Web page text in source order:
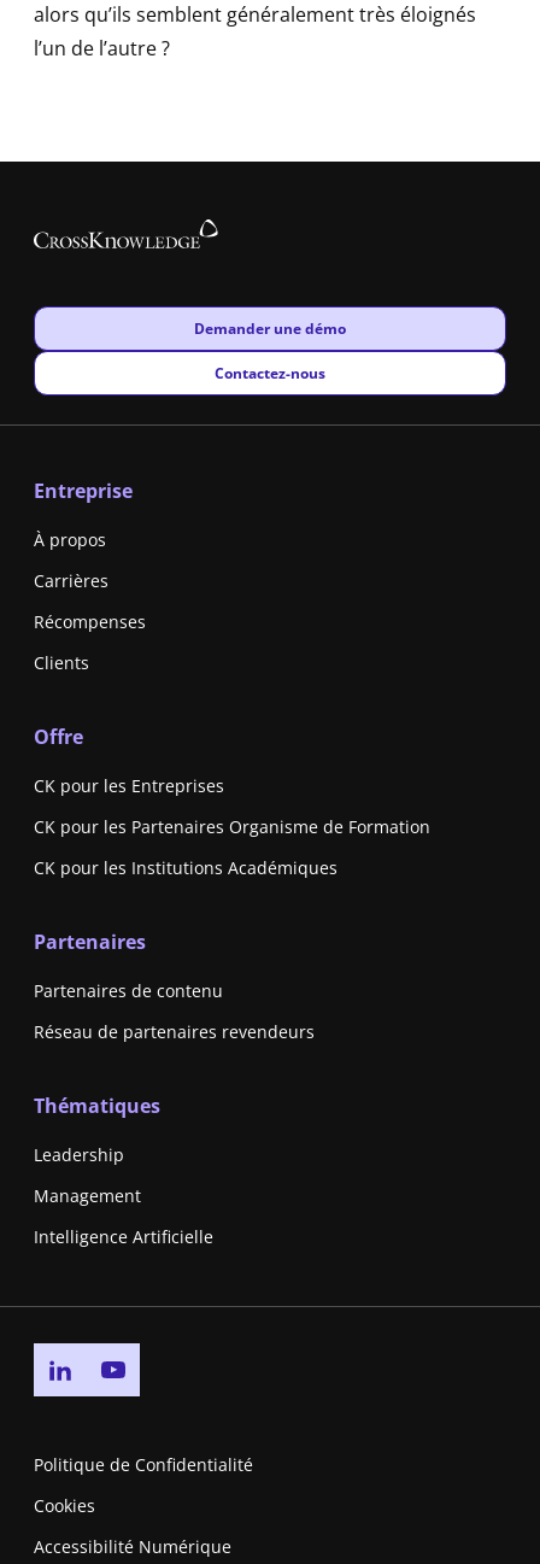
alors qu’ils semblent généralement très éloignés
l’un de l’autre ?
New window
Demander une démo
New window
Contactez-nous
Entreprise
À propos
Carrières
Récompenses
Clients
Offre
CK pour les Entreprises
CK pour les Partenaires Organisme de Formation
CK pour les Institutions Académiques
Partenaires
Partenaires de contenu
Réseau de partenaires revendeurs
Thématiques
Leadership
Management
Intelligence Artificielle
Go to linkedin page
Politique de Confidentialité
Cookies
Accessibilité Numérique